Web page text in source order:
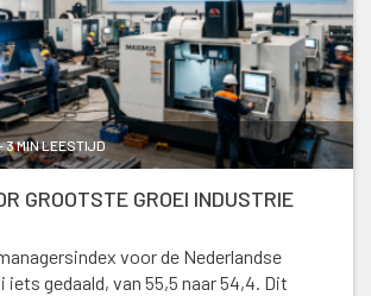
MIN LEESTIJD
GROOTSTE GROEI INDUSTRIE
voor de Nederlandse
iets gedaald, van 55,5 naar 54,4. Dit